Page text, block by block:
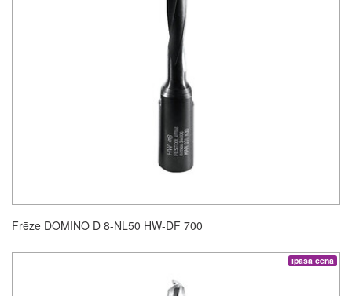
Frēze DOMINO D 8-NL50 HW-DF 700
īpaša cena